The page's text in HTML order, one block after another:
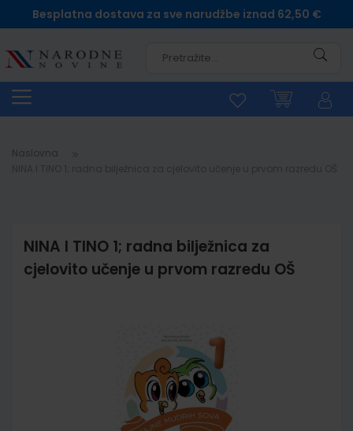
Besplatna dostava za sve narudžbe iznad 62,50 €
Naslovna
NINA I TINO 1; radna bilježnica za
cjelovito učenje u prvom razredu OŠ